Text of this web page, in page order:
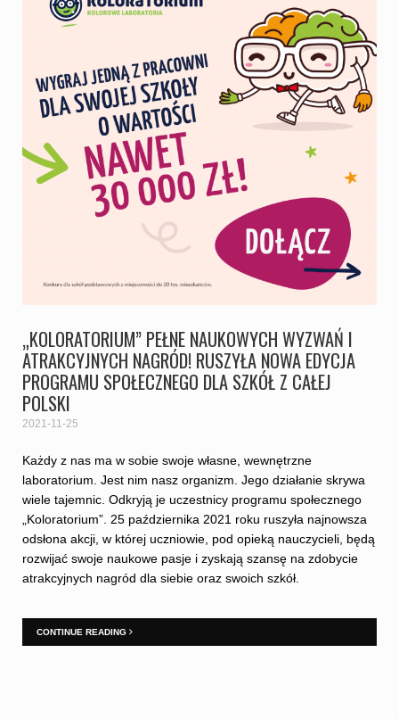
„KOLORATORIUM” PEŁNE NAUKOWYCH WYZWAŃ I
ATRAKCYJNYCH NAGRÓD! RUSZYŁA NOWA EDYCJA
PROGRAMU SPOŁECZNEGO DLA SZKÓŁ Z CAŁEJ
POLSKI
2021-11-25
Każdy z nas ma w sobie swoje własne, wewnętrzne
laboratorium. Jest nim nasz organizm. Jego działanie skrywa
wiele tajemnic. Odkryją je uczestnicy programu społecznego
„Koloratorium”. 25 października 2021 roku ruszyła najnowsza
odsłona akcji, w której uczniowie, pod opieką nauczycieli, będą
rozwijać swoje naukowe pasje i zyskają szansę na zdobycie
atrakcyjnych nagród dla siebie oraz swoich szkół.
CONTINUE READING